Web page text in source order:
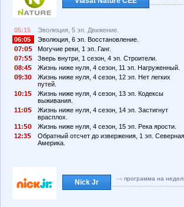
05:15
Эволюция, 5 эп. Движение.
06:05
Эволюция, 6 эп. Восстановление.
7:
Могучие реки, 1 эп. Ганг.
7:
Зверь внутри, 1 сезон, 4 эп. Строители.
8:4
Жизнь ниже нуля, 4 сезон, 11 эп. Нагруженный.
9:3
Жизнь ниже нуля, 4 сезон, 12 эп. Нет легких
путей.
1
:1
Жизнь ниже нуля, 4 сезон, 13 эп. Кодексы
выживания.
11:
Жизнь ниже нуля, 4 сезон, 14 эп. Застигнут
врасплох.
11:
Жизнь ниже нуля, 4 сезон, 15 эп. Река ярости.
12:3
Обратный отсчет до извержения, 1 эп. Северная
Америка.
Nick Jr программа на